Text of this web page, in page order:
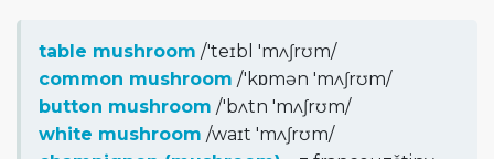
table mushroom /'teɪbl 'mʌʃrʊm/
common mushroom /'kɒmən 'mʌʃrʊm/
button mushroom /'bʌtn 'mʌʃrʊm/
white mushroom /waɪt 'mʌʃrʊm/